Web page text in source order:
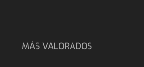
MÁS VALORADOS